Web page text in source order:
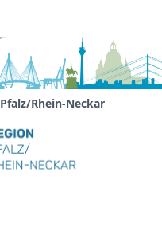
Pfalz/Rhein-Neckar